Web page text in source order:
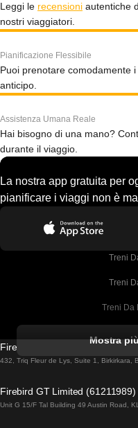
Leggi le recensioni autentiche
nostri viaggiatori.
Pianificazione Flessibile
Puoi prenotare comodamente
anticipo.
Assistenza Umana Reale
Hai bisogno di una mano?
durante il viaggio.
La nostra app gratuita per
pianificare i viaggi non è
Treni
Treni
Treni Da
Treni
Treni
Mostra
Firebird GT Limited (OC 1451)
432, Triq Fleur de Lys, Suite 1, Birkirkara,
Firebird GT Limited (61211989)
Unit G 15/F Tal Building 49 Austin Road,